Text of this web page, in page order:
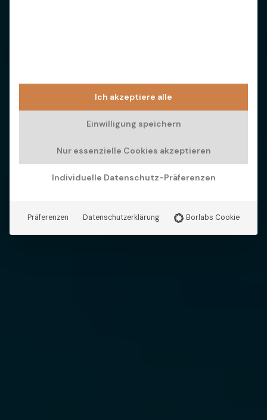
Ich akzeptiere alle
Einwilligung speichern
Nur essenzielle Cookies akzeptieren
Individuelle Datenschutz-Präferenzen
Präferenzen Datenschutzerklärung Borlabs Cookie